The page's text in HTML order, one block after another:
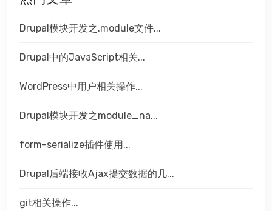
Drupal模块开发之.module文件...
Drupal中的JavaScript相关...
WordPress中用户相关操作...
Drupal模块开发之module_na...
form-serialize插件使用...
Drupal后端接收Ajax提交数据的几...
git相关操作...